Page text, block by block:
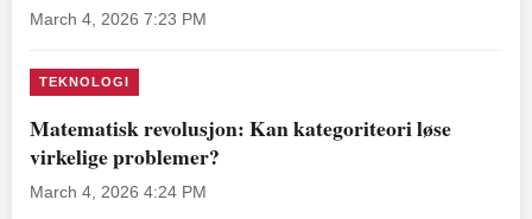
March 4, 2026 7:23 PM
TEKNOLOGI
Matematisk revolusjon: Kan kategoriteori løse
virkelige problemer?
March 4, 2026 4:24 PM